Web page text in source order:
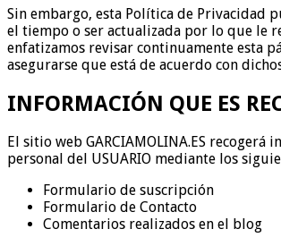
Sin embargo, esta Política de Privacidad
el tiempo o ser actualizada por lo que le
enfatizamos revisar continuamente esta
asegurarse que está de acuerdo con
INFORMACIÓN QUE ES
El sitio web GARCIAMOLINA.ES recogerá
personal del USUARIO mediante los
Formulario de suscripción
Formulario de Contacto
Comentarios realizados en el blog